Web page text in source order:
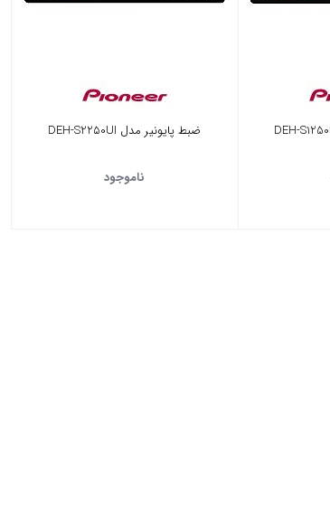
ضبط پایونیر مدل DEH-S2250UI
ناموجود